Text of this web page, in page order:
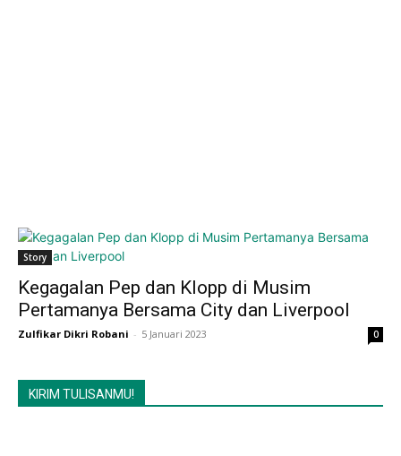
Story
Kegagalan Pep dan Klopp di Musim
Pertamanya Bersama City dan Liverpool
Zulfikar Dikri Robani - 5 Januari 2023 0
KIRIM TULISANMU!